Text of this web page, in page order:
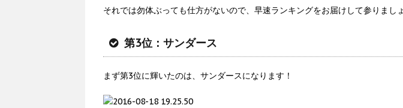
それでは勿体ぶっても仕方がないので、早速ランキングをお届けして参りまし
第3位：サンダース
まず第3位に輝いたのは、サンダースになります！